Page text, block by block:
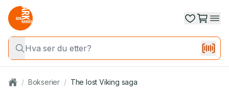
/ Bokserier / The lost Viking saga